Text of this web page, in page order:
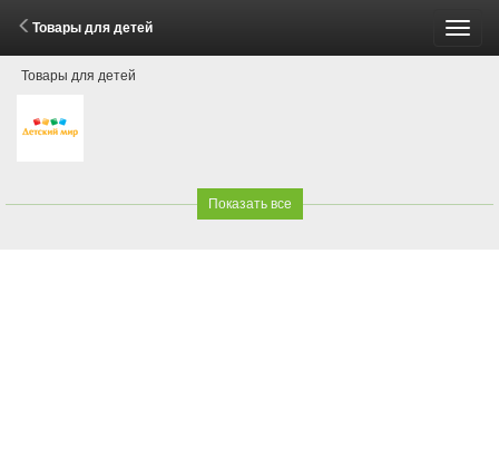
Товары для детей
Товары для детей
Показать все